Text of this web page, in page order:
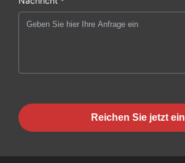
Reichen Sie jetzt ein